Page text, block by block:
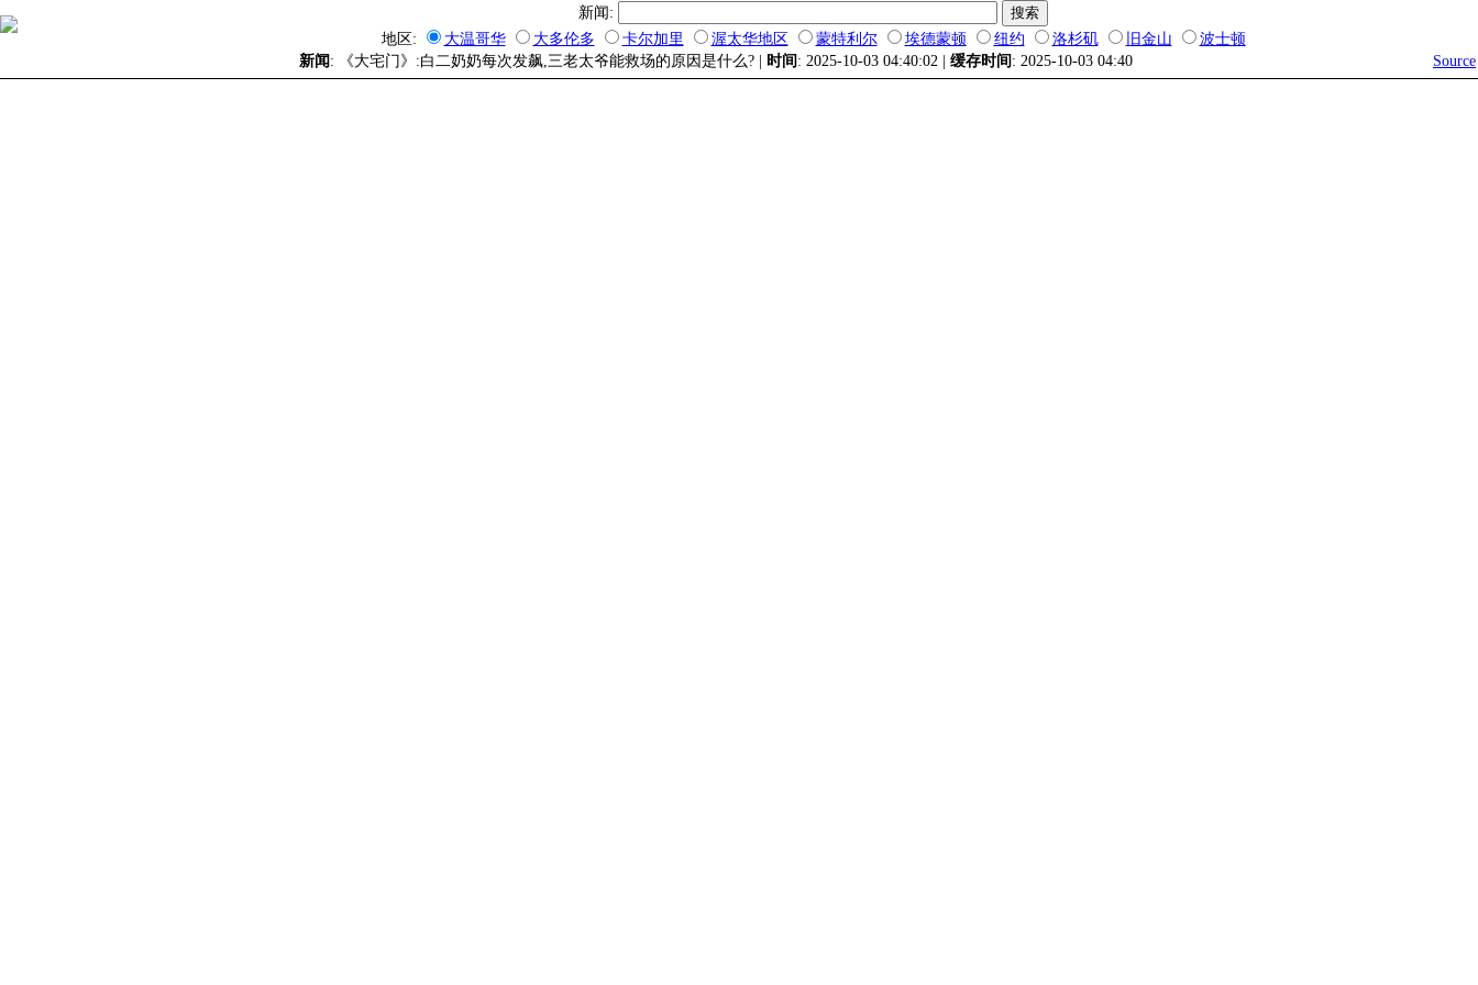
新闻:
地区:
大温哥华 大多伦多 卡尔加里 渥太华地区 蒙特利尔 埃德蒙顿 纽约 洛杉矶 旧金山
波士顿
新闻 : 《大宅门》:白二奶奶每次发飙,三老太爷能救场的原因是什么? | 时间 : 2025-10-03 04:40:02 | 缓存时间 : 2025-10-03 04:40 Source